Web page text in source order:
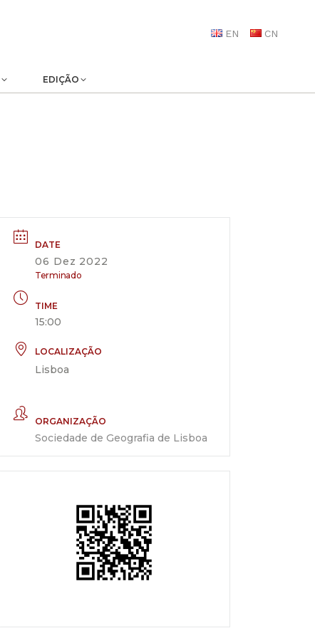
EN CN
EDIÇÃO
DATE
06 Dez 2022
Terminado
TIME
15:00
LOCALIZAÇÃO
Lisboa
ORGANIZAÇÃO
Sociedade de Geografia de Lisboa